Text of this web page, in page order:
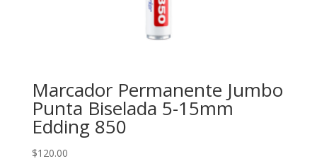
Marcador Permanente Jumbo
Punta Biselada 5-15mm
Edding 850
$120.00